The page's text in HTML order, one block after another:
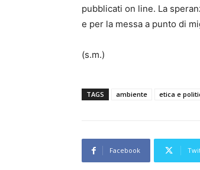
pubblicati on line. La
e per la messa a punto di
(s.m.)
TAGS ambiente etica e
Facebook